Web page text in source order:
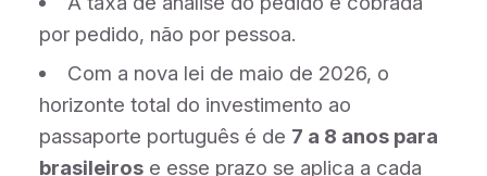
por pedido, não por pessoa.
Com a nova lei de maio de 2026, o
horizonte total do investimento ao
passaporte português é de 7 a 8 anos para
brasileirose esse prazo se aplica a cada